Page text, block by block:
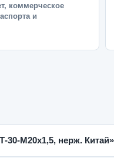
коммерческое
и
M20x1,5, нерж.